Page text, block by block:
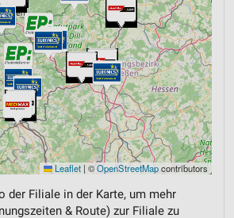
Leaflet | ©OpenStreetMapcontributors
der Filiale in der Karte, um mehr
& Route) zur Filiale zu